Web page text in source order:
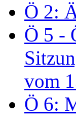
Ö 2:
Ö 5 -
vom
Ö 6: